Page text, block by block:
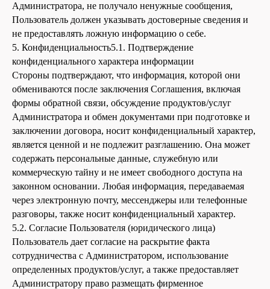
Администратора, не получало ненужные сообщения,
Пользователь должен указывать достоверные сведения и
не предоставлять ложную информацию о себе.
5. Конфиденциальность5.1. Подтверждение
конфиденциального характера информации
Стороны подтверждают, что информация, которой они
обмениваются после заключения Соглашения, включая
формы обратной связи, обсуждение продуктов/услуг
Администратора и обмен документами при подготовке и
заключении договора, носит конфиденциальный характер,
является ценной и не подлежит разглашению. Она может
содержать персональные данные, служебную или
коммерческую тайну и не имеет свободного доступа на
законном основании. Любая информация, передаваемая
через электронную почту, мессенджеры или телефонные
разговоры, также носит конфиденциальный характер.
5.2. Согласие Пользователя (юридического лица)
Пользователь дает согласие на раскрытие факта
сотрудничества с Администратором, использование
определенных продуктов/услуг, а также предоставляет
Администратору право размещать фирменное